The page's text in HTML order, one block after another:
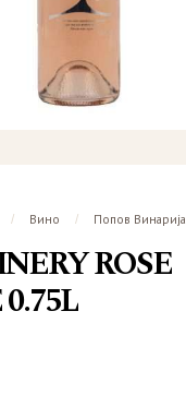
/ Вино / Попов Винарија
ROSE